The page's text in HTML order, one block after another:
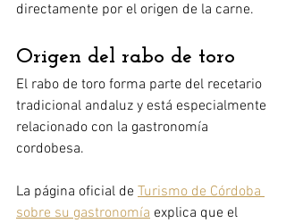
directamente por el origen de la carne.
Origen del rabo de toro
El rabo de toro forma parte del recetario
tradicional andaluz y está especialmente
relacionado con la gastronomía
cordobesa.
La página oficial de Turismo de Córdoba
sobre su gastronomía explica que el